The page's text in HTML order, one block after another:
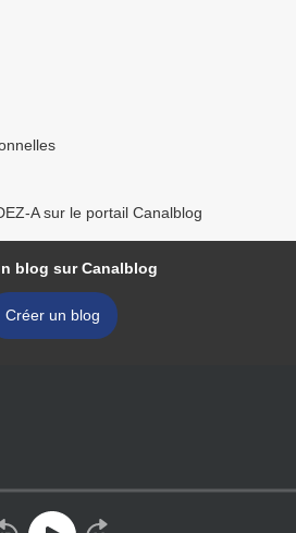
A sur le portail Canalblog
blog sur Canalblog
Créer un blog